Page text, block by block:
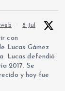
· 8 Jul
con
Lucas Gámez
Lucas defendió
2017. Se
y hoy fue